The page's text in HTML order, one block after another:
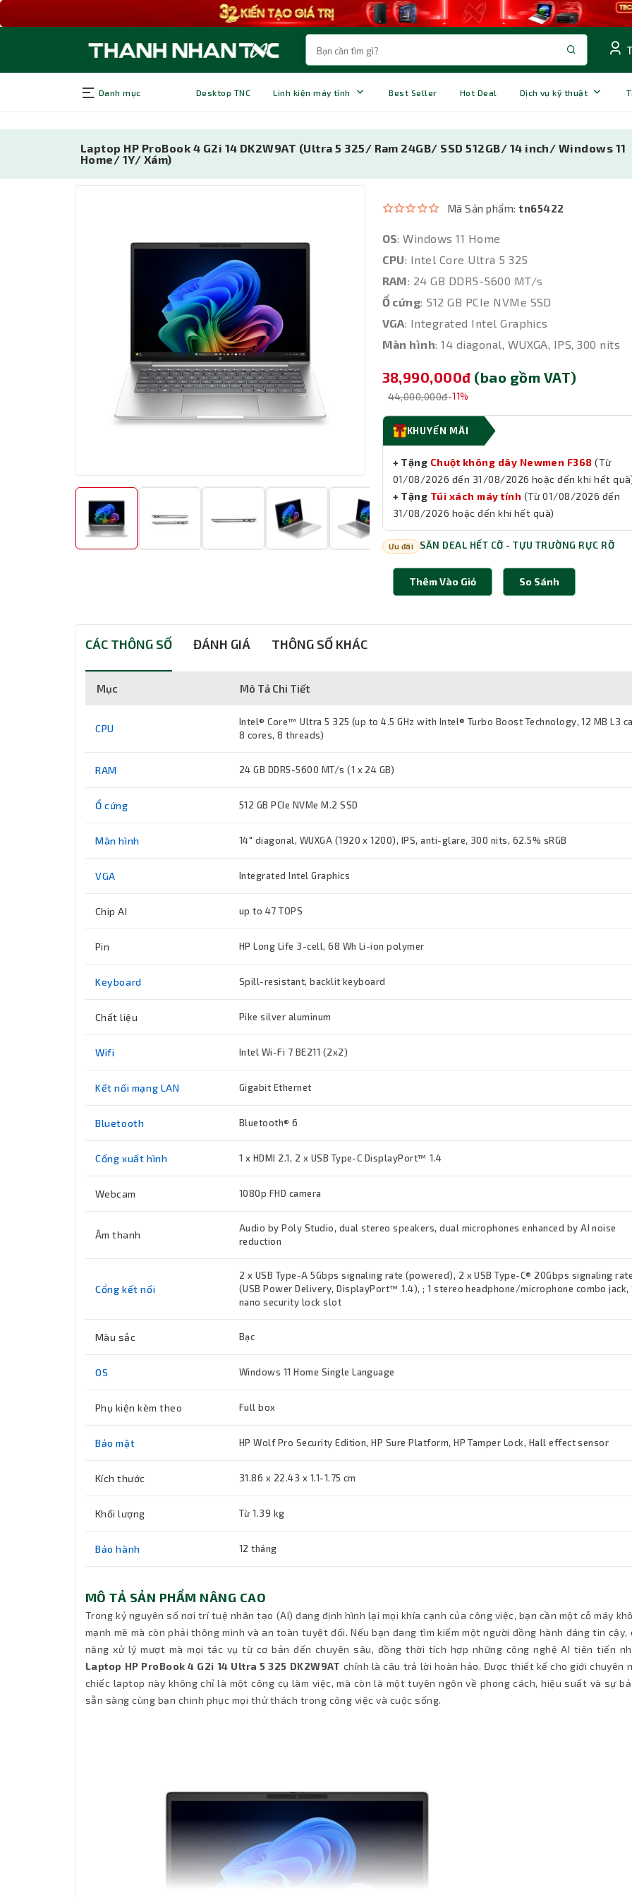
Danh mục Desktop TNC Linh kiện máy tính Best Seller Hot Deal Dịch vụ kỹ thuật
Laptop HP ProBook 4 G2i 14 DK2W9AT (Ultra 5 325/ Ram 24GB/ SSD 512GB/ 14 inch/ Windows 11
Home/ 1Y/ Xám)
Mã Sản phẩm:tn65422
OS: Windows 11 Home
CPU: Intel Core Ultra 5 325
RAM: 24 GB DDR5-5600 MT/s
Ổ cứng: 512 GB PCIe NVMe SSD
VGA: Integrated Intel Graphics
Màn hình: 14 diagonal, WUXGA, IPS, 300 nits
38,990,000đ (bao gồm VAT)
44,000,000đ-11%
KHUYẾN MÃI
+ Tặng Chuột không dây Newmen F368 (Từ
01/08/2026 đến 31/08/2026 hoặc đến khi hết
+ Tặng Túi xách máy tính (Từ 01/08/2026 đến
31/08/2026 hoặc đến khi hết quà)
Ưu đãi SĂN DEAL HẾT CỠ - TỰU TRƯỜNG RỰC RỠ
Thêm Vào Giỏ So Sánh
CÁC THÔNG SỐ ĐÁNH GIÁ THÔNG SỐ KHÁC
Mục Mô Tả Chi Tiết
CPU
Intel® Core™ Ultra 5 325 (up to 4.5 GHz with Intel® Turbo Boost Technology, 12 MB L3
8 cores, 8 threads)
RAM 24 GB DDR5-5600 MT/s (1 x 24 GB)
Ổ cứng 512 GB PCIe NVMe M.2 SSD
Màn hình 14" diagonal, WUXGA (1920 x 1200), IPS, anti-glare, 300 nits, 62.5% sRGB
VGA Integrated Intel Graphics
Chip AI up to 47 TOPS
Pin HP Long Life 3-cell, 68 Wh Li-ion polymer
Keyboard Spill-resistant, backlit keyboard
Chất liệu Pike silver aluminum
Wifi Intel Wi-Fi 7 BE211 (2x2)
Kết nối mạng LAN Gigabit Ethernet
Bluetooth Bluetooth® 6
Cổng xuất hình 1 x HDMI 2.1, 2 x USB Type-C DisplayPort™ 1.4
Webcam 1080p FHD camera
Âm thanh
Audio by Poly Studio, dual stereo speakers, dual microphones enhanced by AI noise
reduction
Cổng kết nối
2 x USB Type-A 5Gbps signaling rate (powered), 2 x USB Type-C® 20Gbps signaling rate
(USB Power Delivery, DisplayPort™ 1.4), ; 1 stereo headphone/microphone combo jack,
nano security lock slot
Màu sắc Bạc
OS Windows 11 Home Single Language
Phụ kiện kèm theo Full box
Bảo mật HP Wolf Pro Security Edition, HP Sure Platform, HP Tamper Lock, Hall effect sensor
Kích thước 31.86 x 22.43 x 1.1-1.75 cm
Khối lượng Từ 1.39 kg
Bảo hành 12 tháng
MÔ TẢ SẢN PHẨM NÂNG CAO
Trong kỷ nguyên số nơi trí tuệ nhân tạo (AI) đang định hình lại mọi khía cạnh của công việc, bạn cần một cỗ máy
mạnh mẽ mà còn phải thông minh và an toàn tuyệt đối. Nếu bạn đang tìm kiếm một người đồng hành đáng tin cậy,
năng xử lý mượt mà mọi tác vụ từ cơ bản đến chuyên sâu, đồng thời tích hợp những công nghệ AI tiên tiến
Laptop HP ProBook 4 G2i 14 Ultra 5 325 DK2W9AT chính là câu trả lời hoàn hảo. Được thiết kế cho giới chuyên
chiếc laptop này không chỉ là một công cụ làm việc, mà còn là một tuyên ngôn về phong cách, hiệu suất và sự
sẵn sàng cùng bạn chinh phục mọi thử thách trong công việc và cuộc sống.